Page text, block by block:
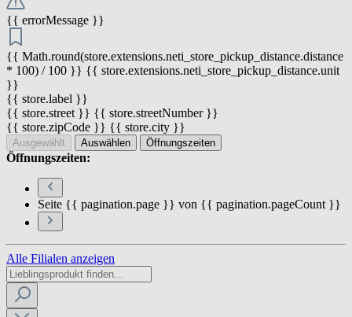
{{ errorMessage }}
{{ Math.round(store.extensions.neti_store_pickup_distance.distance
* 100) / 100 }} {{ store.extensions.neti_store_pickup_distance.unit
}}
{{ store.label }}
{{ store.street }} {{ store.streetNumber }}
{{ store.zipCode }} {{ store.city }}
Ausgewählt Auswählen Öffnungszeiten
Öffnungszeiten:
Seite {{ pagination.page }} von {{ pagination.pageCount }}
Alle Filialen anzeigen